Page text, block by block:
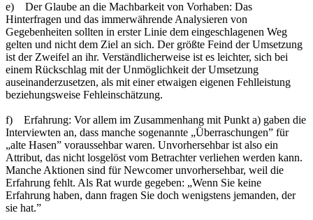
e) Der Glaube an die Machbarkeit von Vorhaben: Das
Hinterfragen und das immerwährende Analysieren von
Gegebenheiten sollten in erster Linie dem eingeschlagenen Weg
gelten und nicht dem Ziel an sich. Der größte Feind der Umsetzung
ist der Zweifel an ihr. Verständlicherweise ist es leichter, sich bei
einem Rückschlag mit der Unmöglichkeit der Umsetzung
auseinanderzusetzen, als mit einer etwaigen eigenen Fehlleistung
beziehungsweise Fehleinschätzung.
f) Erfahrung: Vor allem im Zusammenhang mit Punkt a) gaben die
Interviewten an, dass manche sogenannte „Überraschungen” für
„alte Hasen” voraussehbar waren. Unvorhersehbar ist also ein
Attribut, das nicht losgelöst vom Betrachter verliehen werden kann.
Manche Aktionen sind für Newcomer unvorhersehbar, weil die
Erfahrung fehlt. Als Rat wurde gegeben: „Wenn Sie keine
Erfahrung haben, dann fragen Sie doch wenigstens jemanden, der
sie hat.”